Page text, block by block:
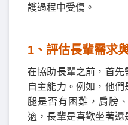
護過程中受傷。
1 、評估長輩需求
在協助長輩之前，首
自主能力。例如，他
腿是否有困難，肩膀
適，長輩是喜歡坐著還